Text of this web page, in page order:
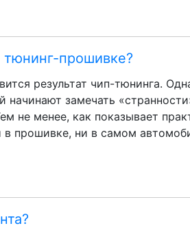
тюнинг-прошивке?
результат чип-тюнинга.
начинают замечать
не менее, как показывает
в прошивке, ни в самом